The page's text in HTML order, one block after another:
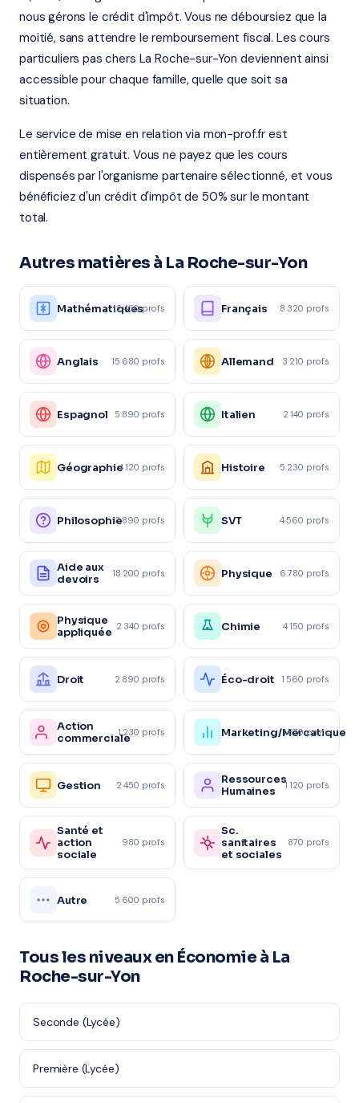
nous gérons le crédit d'impôt. Vous ne déboursiez que la
moitié, sans attendre le remboursement fiscal. Les cours
particuliers pas chers La Roche-sur-Yon deviennent ainsi
accessible pour chaque famille, quelle que soit sa
situation.
Le service de mise en relation via mon-prof.fr est
entièrement gratuit. Vous ne payez que les cours
dispensés par l'organisme partenaire sélectionné, et vous
bénéficiez d'un crédit d'impôt de 50% sur le montant
total.
Autres matières à La Roche-sur-Yon
Mathématiques
12 450 profs Français 8 320 profs
Anglais 15 680 profs Allemand 3 210 profs
Espagnol 5 890 profs Italien 2 140 profs
Géographie4 120 profs Histoire 5 230 profs
Philosophie3 890 profs SVT 4 560 profs
Aide aux
devoirs
18 200 profs Physique 6 780 profs
Physique
appliquée 2 340 profs Chimie 4 150 profs
Droit 2 890 profs Éco-droit 1 560 profs
Action
commerciale1 230 profs Marketing/Mercatique
1 870 profs
Gestion 2 450 profs
Ressources
Humaines
1 120 profs
Santé et
action
sociale
980 profs
Sc.
sanitaires
et sociales
870 profs
Autre 5 600 profs
Tous les niveaux en Économie à La
Roche-sur-Yon
Seconde (Lycée)
Première (Lycée)